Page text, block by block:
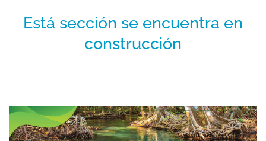
Está sección se encuentra en
construcción